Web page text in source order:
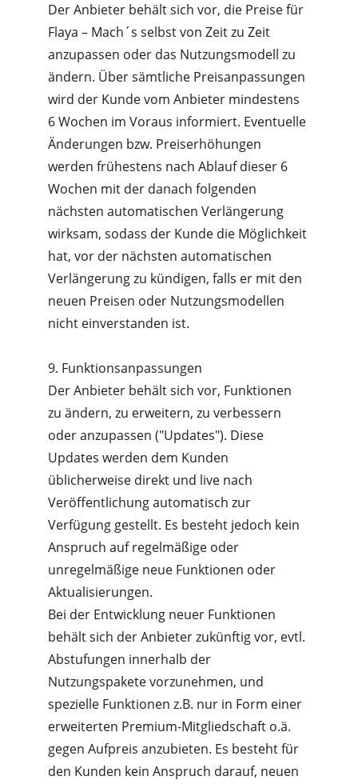
Der Anbieter behält sich vor, die Preise für
Flaya – Mach´s selbst von Zeit zu Zeit
anzupassen oder das Nutzungsmodell zu
ändern. Über sämtliche Preisanpassungen
wird der Kunde vom Anbieter mindestens
6 Wochen im Voraus informiert. Eventuelle
Änderungen bzw. Preiserhöhungen
werden frühestens nach Ablauf dieser 6
Wochen mit der danach folgenden
nächsten automatischen Verlängerung
wirksam, sodass der Kunde die Möglichkeit
hat, vor der nächsten automatischen
Verlängerung zu kündigen, falls er mit den
neuen Preisen oder Nutzungsmodellen
nicht einverstanden ist.
9. Funktionsanpassungen
Der Anbieter behält sich vor, Funktionen
zu ändern, zu erweitern, zu verbessern
oder anzupassen ("Updates"). Diese
Updates werden dem Kunden
üblicherweise direkt und live nach
Veröffentlichung automatisch zur
Verfügung gestellt. Es besteht jedoch kein
Anspruch auf regelmäßige oder
unregelmäßige neue Funktionen oder
Aktualisierungen.
Bei der Entwicklung neuer Funktionen
behält sich der Anbieter zukünftig vor, evtl.
Abstufungen innerhalb der
Nutzungspakete vorzunehmen, und
spezielle Funktionen z.B. nur in Form einer
erweiterten Premium-Mitgliedschaft o.ä.
gegen Aufpreis anzubieten. Es besteht für
den Kunden kein Anspruch darauf, neuen